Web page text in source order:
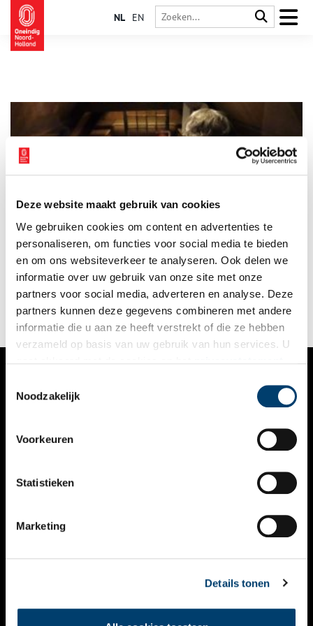
Deze website maakt gebruik van cookies
We gebruiken cookies om content en advertenties te
personaliseren, om functies voor social media te bieden
en om ons websiteverkeer te analyseren. Ook delen we
informatie over uw gebruik van onze site met onze
partners voor social media, adverteren en analyse. Deze
partners kunnen deze gegevens combineren met andere
informatie die u aan ze heeft verstrekt of die ze hebben
verzameld op basis van uw gebruik van hun services. U
Noodzakelijk
Voorkeuren
Statistieken
Marketing
Details tonen
NL EN
Dit is het land van Leeghwater. De Rijp, ooit centrum van de
haringvisserij. Van hier vertrokken walvisvaarders. Schippers
kwamen aan uit Baltische havens. De Rijp bruiste van het
leven. Met stank, stof en lawaai.
VERHALEN
KALENDER
THEMA’S
VIDEO’S
CONTACT